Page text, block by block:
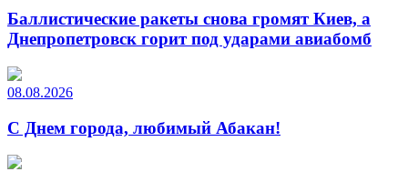
Баллистические ракеты снова громят Киев, а
Днепропетровск горит под ударами авиабомб
08.08.2026
С Днем города, любимый Абакан!